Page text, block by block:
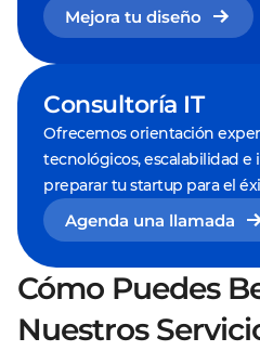
Mejora tu diseño
Consultoría IT
Ofrecemos orientación
tecnológicos, escalabilidad e
preparar tu startup para el
Agenda una llamada
Cómo Puedes
Nuestros